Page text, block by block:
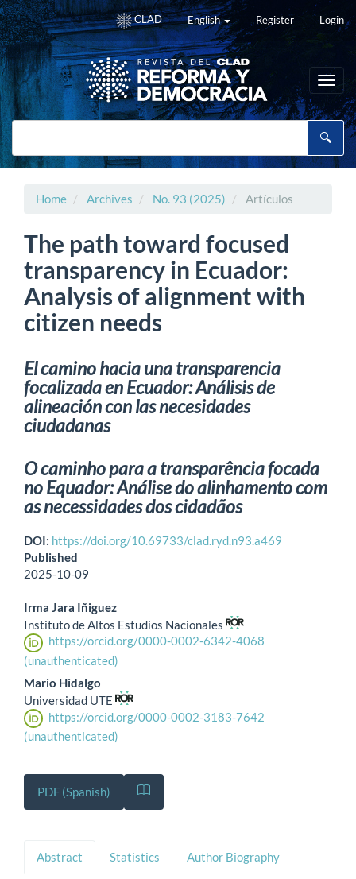
Main
Navigation
Main
Content
Sidebar
CLAD English Register Login
Home Archives No. 93 (2025) Artículos
The path toward focused
transparency in Ecuador:
Analysis of alignment with
citizen needs
El camino hacia una transparencia
focalizada en Ecuador: Análisis de
alineación con las necesidades
ciudadanas
O caminho para a transparência focada
no Equador: Análise do alinhamento com
as necessidades dos cidadãos
DOI: https://doi.org/10.69733/clad.ryd.n93.a469
Published
2025-10-09
Irma Jara Iñiguez
Instituto de Altos Estudios Nacionales
https://orcid.org/0000-0002-6342-4068
(unauthenticated)
Mario Hidalgo
Universidad UTE
https://orcid.org/0000-0002-3183-7642
(unauthenticated)
PDF (Spanish)
Abstract Statistics Author Biography